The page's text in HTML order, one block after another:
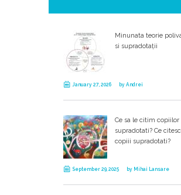
Minunata teorie
si supradotații
January 27, 2026 byAndrei
Ce sa le citim copiilor
supradotati? Ce citesc
copiii supradotati?
September 29, 2025 by Mihai Lansare